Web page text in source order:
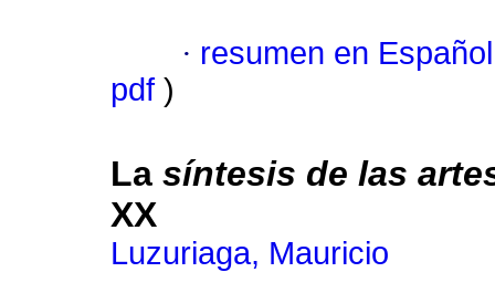
· resumen en Español
pdf )
La síntesis de las
XX
Luzuriaga, Mauricio